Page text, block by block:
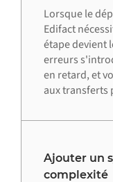
Lorsque le
Edifact
étape devient
erreurs
en retard, et
aux transferts
Ajouter un
complexité